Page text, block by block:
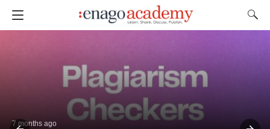
7 months ago